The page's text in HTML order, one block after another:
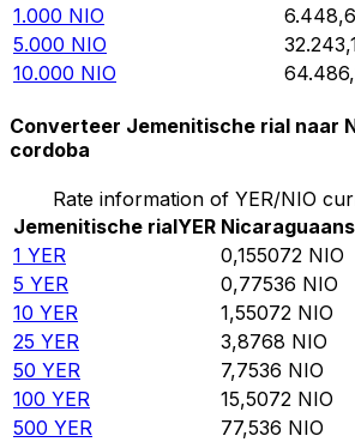
1.000 NIO
5.000 NIO
10.000 NIO
Converteer Jemenitische rial naar
cordoba
Rate information of YER/NIO
Jemenitische rialYER
1 YER 0,155072 NIO
5 YER 0,77536 NIO
10 YER 1,55072 NIO
25 YER 3,8768 NIO
50 YER 7,7536 NIO
100 YER 15,5072 NIO
500 YER 77,536 NIO